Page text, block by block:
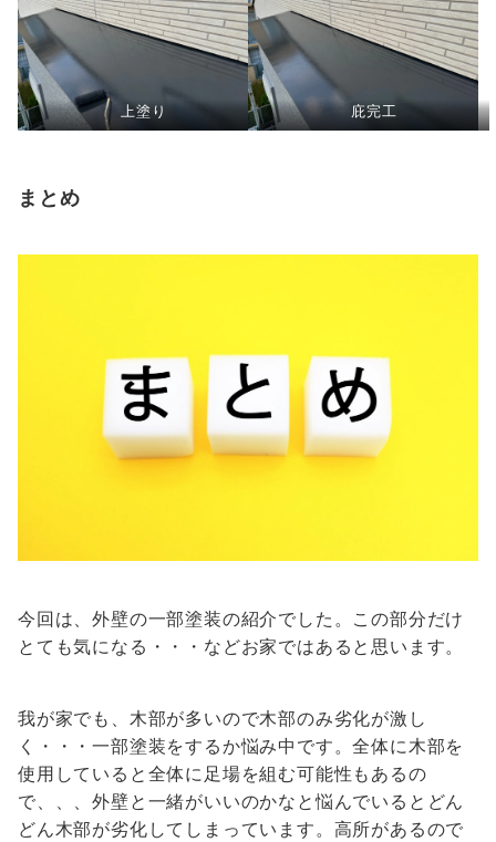
上塗り 庇完工
まとめ
今回は、外壁の一部塗装の紹介でした。この部分だけ
とても気になる・・・などお家ではあると思います。
我が家でも、木部が多いので木部のみ劣化が激し
く・・・一部塗装をするか悩み中です。全体に木部を
使用していると全体に足場を組む可能性もあるの
で、、、外壁と一緒がいいのかなと悩んでいるとどん
どん木部が劣化してしまっています。高所があるので